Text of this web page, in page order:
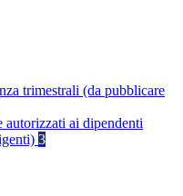
trimestrali (da pubblicare
ai dipendenti
3